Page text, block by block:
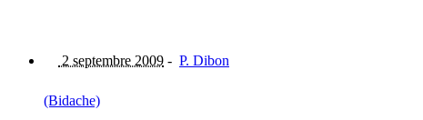
2 septembre 2009 - P. Dibon
(Bidache)